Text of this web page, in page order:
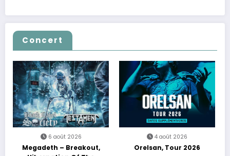
Concert
6 août 2026
Megadeth – Breakout,
4 août 2026
Orelsan, Tour 2026